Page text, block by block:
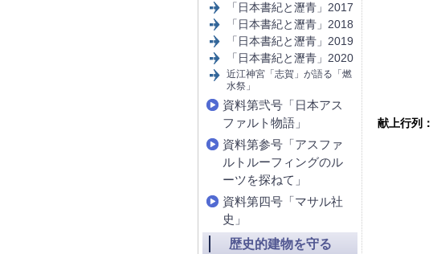
献上行列：
「日本書紀と瀝青」2017
「日本書紀と瀝青」2018
「日本書紀と瀝青」2019
「日本書紀と瀝青」2020
近江神宮「志賀」が語る「燃
水祭」
資料第弐号「日本アス
ファルト物語」
資料第参号「アスファ
ルトルーフィングのル
ーツを探ねて」
資料第四号「マサル社
史」
歴史的建物を守る